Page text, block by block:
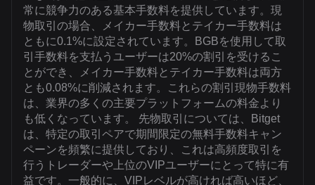
常に競争力のある基本手数料を提供しています。現
物取引の場合、メイカー手数料とテイカー手数料は
ともに0.1%に設定されています。BGBを使用して取
引手数料を支払うユーザーは20%の割引を受けるこ
とができ、メイカー手数料とテイカー手数料は両方
とも0.08%に削減されます。これらの割引現物手数料
は、業界の多くの主要プラットフォームの料金より
も低くなっています。 先物取引については、Bitget
は、特定の取引ペアで期間限定の無料手数料キャン
ペーンを頻繁に提供しており、これは高頻度取引を
行うトレーダーや上位のVIPユーザーにとって特に有
益です。一般的に、VIPレベルが高ければ高いほど、